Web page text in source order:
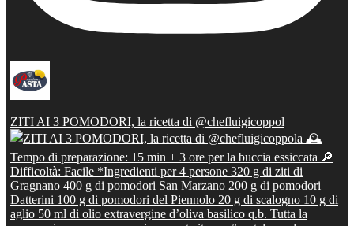
ZITI AI 3 POMODORI, la ricetta di @chefluigicoppol